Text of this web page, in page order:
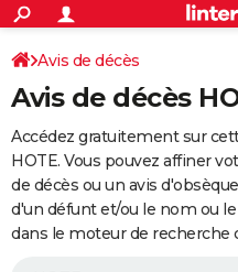
ACTUALITÉS
Politique
Société
Faits Divers
Education
Monde
Villes
+
SPORT
Coupe du monde 2026
Football
Tennis
Cyclisme
Rugby
Forum
Programme TV
TNT
Streaming
Cinéma
Sorties cinéma
Musique
+
FINANCE
Retraite
Impôts
Epargne
Immobilier
Risques naturels par ville
Banque
Assurance
Crédit
AUTO
Essais
Réserver un essai
Citadines
Berlines
SUV
Forum auto
+
Avis de décès
Avis de décès
Accédez gratuitement sur
HOTE. Vous pouvez affiner
de décès ou un avis
d'un défunt et/ou le nom ou
dans le moteur de recherche